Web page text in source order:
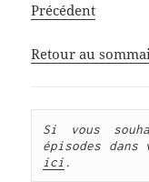
Précédent
Retour au
Si vous
ici .